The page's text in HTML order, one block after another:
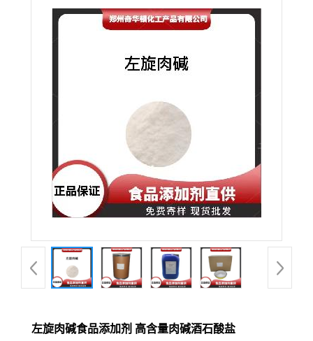
左旋肉碱食品添加剂 高含量肉碱酒石酸盐